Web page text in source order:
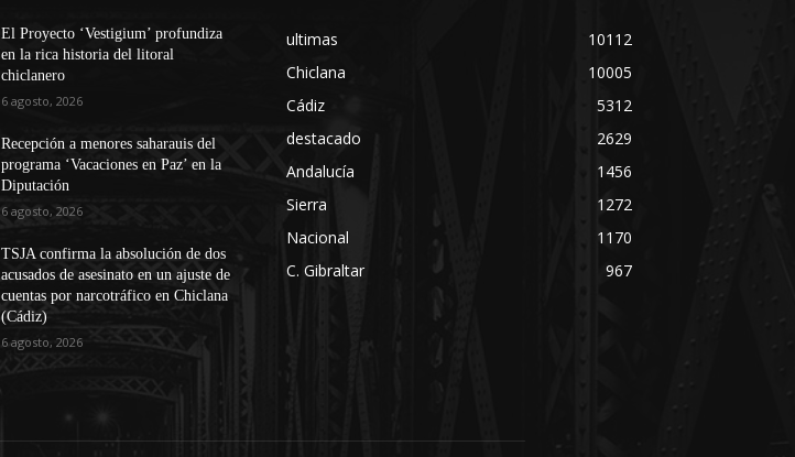
El Proyecto ‘Vestigium’ profundiza
en la rica historia del litoral
chiclanero
6 agosto, 2026
Recepción a menores saharauis del
programa ‘Vacaciones en Paz’ en la
Diputación
6 agosto, 2026
TSJA confirma la absolución de dos
acusados de asesinato en un ajuste de
cuentas por narcotráfico en Chiclana
(Cádiz)
6 agosto, 2026
ultimas
10112
Chiclana
10005
Cádiz
5312
destacado
2629
Andalucía
1456
Sierra
1272
Nacional
1170
C. Gibraltar
967